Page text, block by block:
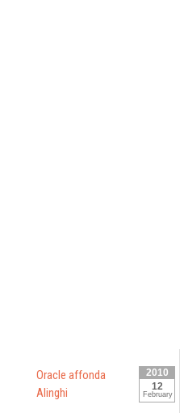
2010
12
February
Oracle affonda
Alinghi